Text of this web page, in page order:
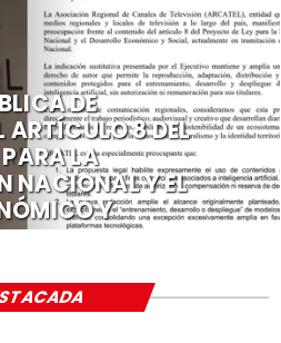
DE
ARTÍCULO 8 DEL
PARA LA
NACIONAL Y EL
Y